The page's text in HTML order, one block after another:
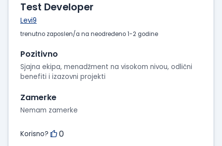
Test Developer
Levi9
trenutno zaposlen/a na neodređeno 1-2 godine
Pozitivno
Sjajna ekipa, menadžment na visokom nivou, odlični
benefiti i izazovni projekti
Zamerke
Nemam zamerke
Korisno? 0